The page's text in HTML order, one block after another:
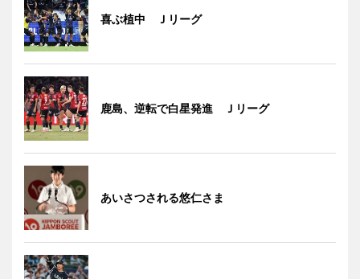
喜ぶ植中 Ｊリーグ
鹿島、逆転で白星発進 Ｊリーグ
あいさつされる悠仁さま